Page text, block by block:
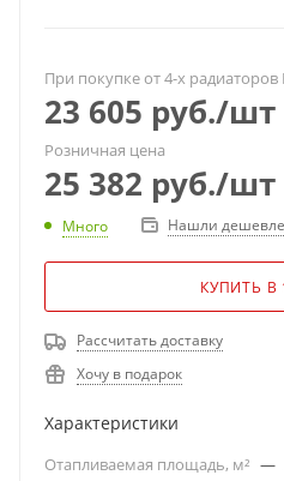
При покупке от 4-х радиаторов
23 605 руб./шт
Розничная цена
25 382 руб./шт
Много Нашли
КУПИТЬ В
Рассчитать доставку
Хочу в подарок
Характеристики
Отапливаемая площадь, м² —